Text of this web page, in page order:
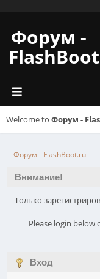
Форум -
Welcome to Форум -
Форум - FlashBoot.ru
Внимание!
Только
Please login below
Вход